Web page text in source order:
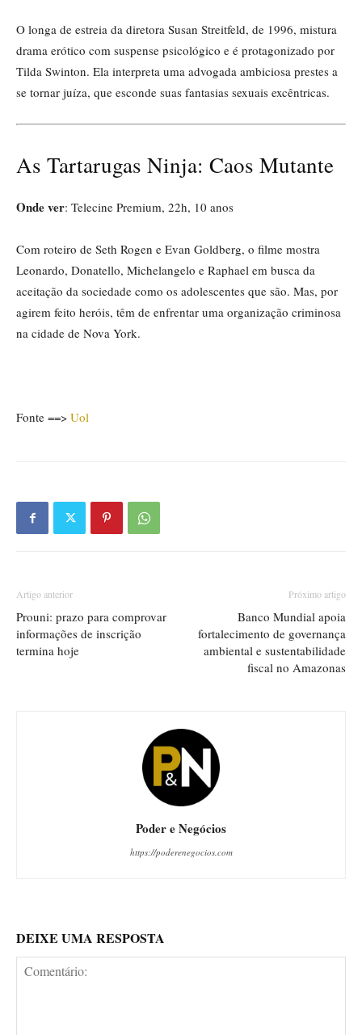
O longa de estreia da diretora Susan Streitfeld, de 1996, mistura
drama erótico com suspense psicológico e é protagonizado por
Tilda Swinton. Ela interpreta uma advogada ambiciosa prestes a
se tornar juíza, que esconde suas fantasias sexuais excêntricas.
As Tartarugas Ninja: Caos Mutante
Onde ver: Telecine Premium, 22h, 10 anos
Com roteiro de Seth Rogen e Evan Goldberg, o filme mostra
Leonardo, Donatello, Michelangelo e Raphael em busca da
aceitação da sociedade como os adolescentes que são. Mas, por
agirem feito heróis, têm de enfrentar uma organização criminosa
na cidade de Nova York.
Fonte ==> Uol
Artigo anterior
Prouni: prazo para comprovar
informações de inscrição
termina hoje
Próximo artigo
Banco Mundial apoia
fortalecimento de governança
ambiental e sustentabilidade
fiscal no Amazonas
Poder e Negócios
https://poderenegocios.com
DEIXE UMA RESPOSTA